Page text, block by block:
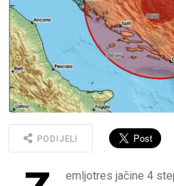
PODIJELI
emljotres jačine 4